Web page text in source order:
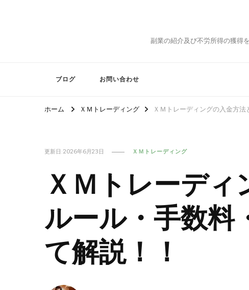
副業の紹介及び不労所得の獲得
ブログ お問い合わせ
ホーム ＸＭトレーディング ＸＭトレーディングの入金方
更新日:2026年6月23日 ＸＭトレーディング
ＸＭトレーディ
ルール・手数料
て解説！！